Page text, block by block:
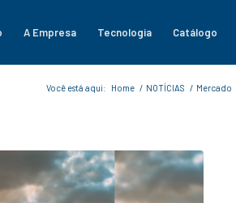
A Empresa Tecnologia Catálogo
Você está aqui: Home / NOTÍCIAS / Mercado